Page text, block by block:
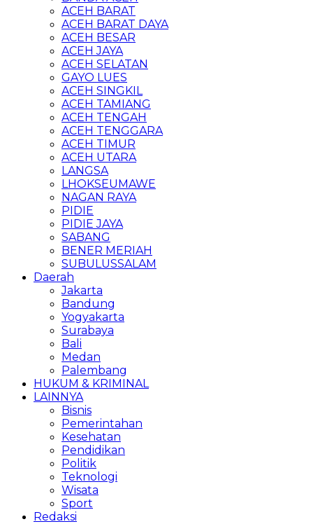
ACEH BARAT
ACEH BARAT DAYA
ACEH BESAR
ACEH JAYA
ACEH SELATAN
GAYO LUES
ACEH SINGKIL
ACEH TAMIANG
ACEH TENGAH
ACEH TENGGARA
ACEH TIMUR
ACEH UTARA
LANGSA
LHOKSEUMAWE
NAGAN RAYA
PIDIE
PIDIE JAYA
SABANG
BENER MERIAH
SUBULUSSALAM
Daerah
Jakarta
Bandung
Yogyakarta
Surabaya
Bali
Medan
Palembang
HUKUM & KRIMINAL
LAINNYA
Bisnis
Pemerintahan
Kesehatan
Pendidikan
Politik
Teknologi
Wisata
Sport
Redaksi